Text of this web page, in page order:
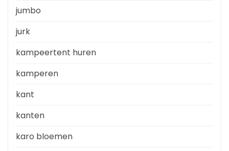
jumbo
jurk
kampeertent huren
kamperen
kant
kanten
karo bloemen